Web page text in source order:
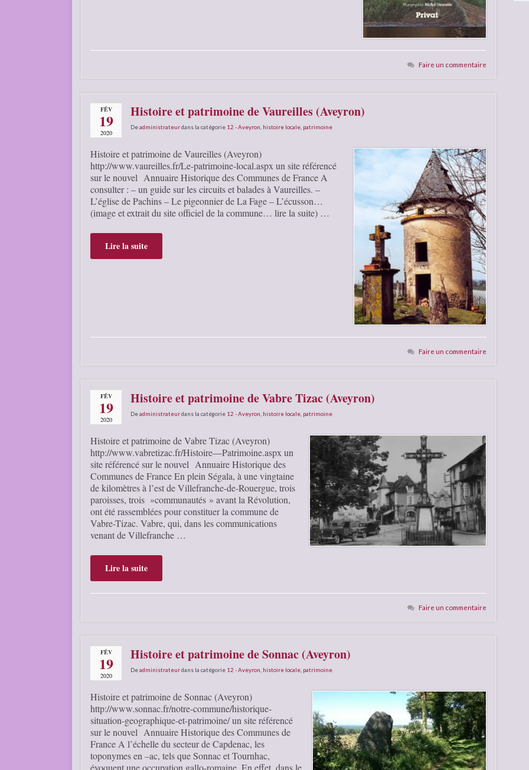
Faire un commentaire
FÉV
19
2020
Histoire et patrimoine de Vaureilles (Aveyron)
Deadministrateurdans la catégorie 12 - Aveyron histoire locale patrimoine
Histoire et patrimoine de Vaureilles (Aveyron)
http://www.vaureilles.fr/Le-patrimoine-local.aspx un site référencé
sur le nouvel Annuaire Historique des Communes de France A
consulter : – un guide sur les circuits et balades à Vaureilles. –
L’église de Pachins – Le pigeonnier de La Fage – L’écusson…
(image et extrait du site officiel de la commune… lire la suite) …
Lire la suite
Faire un commentaire
FÉV
19
2020
Histoire et patrimoine de Vabre Tizac (Aveyron)
Deadministrateurdans la catégorie 12 - Aveyron histoire locale patrimoine
Histoire et patrimoine de Vabre Tizac (Aveyron)
http://www.vabretizac.fr/Histoire—Patrimoine.aspx un
site référencé sur le nouvel Annuaire Historique des
Communes de France En plein Ségala, à une vingtaine
de kilomètres à l’est de Villefranche-de-Rouergue, trois
paroisses, trois »communautés » avant la Révolution,
ont été rassemblées pour constituer la commune de
Vabre-Tizac. Vabre, qui, dans les communications
venant de Villefranche …
Lire la suite
Faire un commentaire
FÉV
19
2020
Histoire et patrimoine de Sonnac (Aveyron)
Deadministrateurdans la catégorie 12 - Aveyron histoire locale patrimoine
Histoire et patrimoine de Sonnac (Aveyron)
http://www.sonnac.fr/notre-commune/historique-
situation-geographique-et-patrimoine/ un site référencé
sur le nouvel Annuaire Historique des Communes de
France A l’échelle du secteur de Capdenac, les
toponymes en –ac, tels que Sonnac et Tournhac,
évoquent une occupation gallo-romaine. En effet, dans le